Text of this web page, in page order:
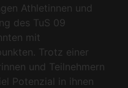
Athletinnen und
des TuS 09
mit
Trotz einer
und Teilnehmern
Potenzial in ihnen